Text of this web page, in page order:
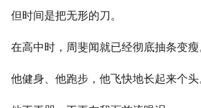
但时间是把无形的刀。
在高中时，周斐闻就已经彻底抽条变瘦
他健身、他跑步，他飞快地长起来个头